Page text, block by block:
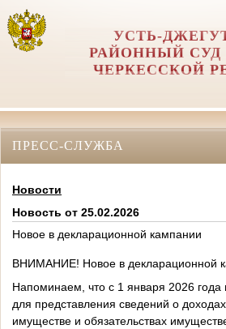
УСТЬ-
РАЙОННЫЙ СУД
ЧЕРКЕССКОЙ
ПРЕСС-СЛУЖБА
Новости
Новость от 25.02.2026
Новое в декларационной кампании
ВНИМАНИЕ! Новое в декларационной
Напоминаем, что с 1 января 2026 года
для представления сведений о
имуществе и обязательствах